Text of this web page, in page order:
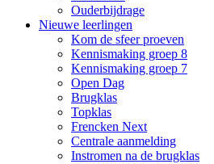
Ouderbijdrage
Nieuwe leerlingen
Kom de sfeer proeven
Kennismaking groep 8
Kennismaking groep 7
Open Dag
Brugklas
Topklas
Frencken Next
Centrale aanmelding
Instromen na de brugklas